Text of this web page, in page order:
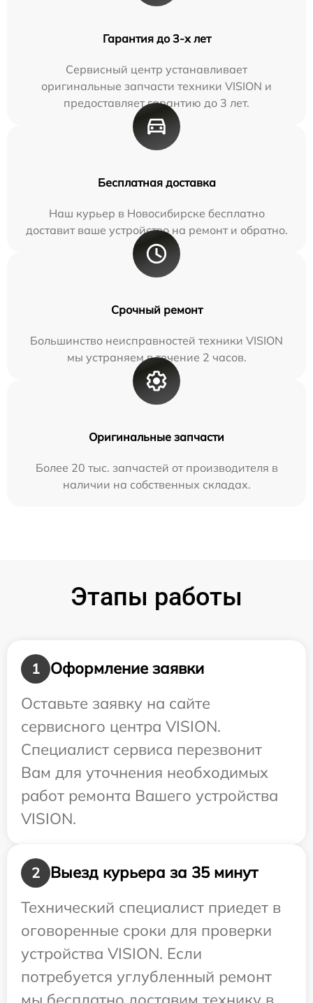
Гарантия до 3-х лет
Сервисный центр устанавливает
оригинальные запчасти техники VISION и
предоставляет гарантию до 3 лет.
Бесплатная доставка
Наш курьер в Новосибирске бесплатно
доставит ваше устройство на ремонт и обратно.
Срочный ремонт
Большинство неисправностей техники VISION
мы устраняем в течение 2 часов.
Оригинальные запчасти
Более 20 тыс. запчастей от производителя в
наличии на собственных складах.
Этапы работы
1
Оформление заявки
Оставьте заявку на сайте
сервисного центра VISION.
Специалист сервиса перезвонит
Вам для уточнения необходимых
работ ремонта Вашего устройства
VISION.
2
Выезд курьера за 35 минут
Технический специалист приедет в
оговоренные сроки для проверки
устройства VISION. Если
потребуется углубленный ремонт